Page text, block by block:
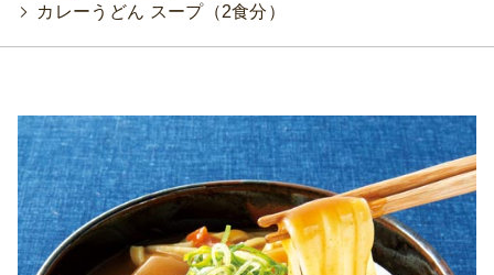
>
カレーうどん スープ（2食分）